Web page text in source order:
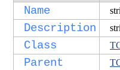
Name
Description
Class
Parent